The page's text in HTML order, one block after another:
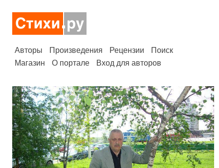
Авторы Произведения Рецензии
Поиск
Магазин
О портале Вход для авторов